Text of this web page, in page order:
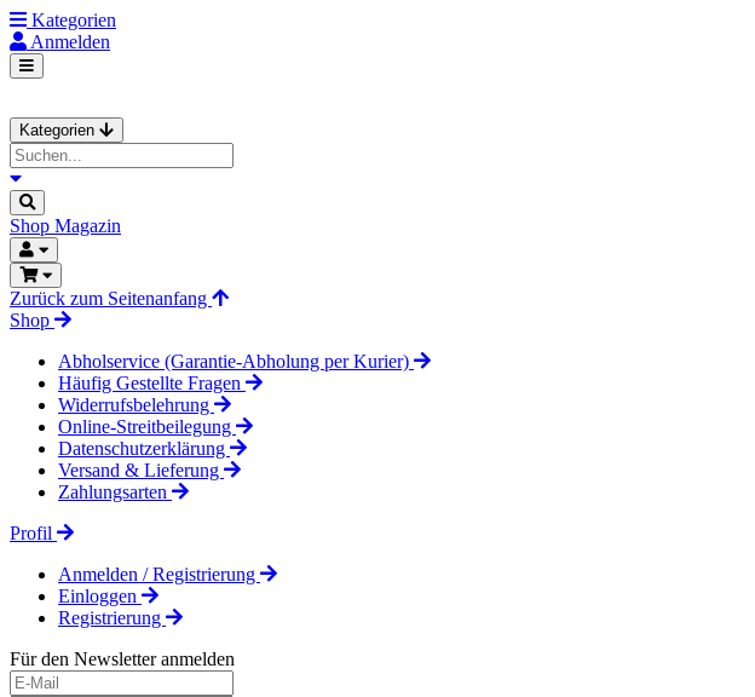
Kategorien
Anmelden
Kategorien
Shop Magazin
Zurück zum Seitenanfang
Shop
Abholservice (Garantie-Abholung per Kurier)
Häufig Gestellte Fragen
Widerrufsbelehrung
Online-Streitbeilegung
Datenschutzerklärung
Versand & Lieferung
Zahlungsarten
Profil
Anmelden / Registrierung
Einloggen
Registrierung
Für den Newsletter anmelden